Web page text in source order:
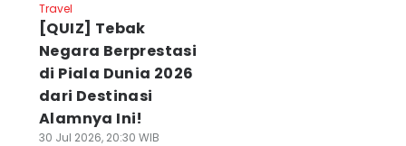
Travel
[QUIZ] Tebak
Negara Berprestasi
di Piala Dunia 2026
dari Destinasi
Alamnya Ini!
30 Jul 2026, 20:30 WIB